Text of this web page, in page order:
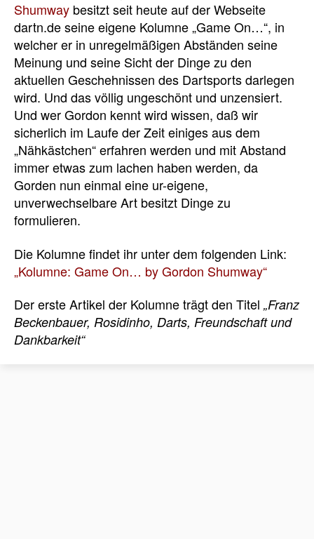
Shumway besitzt seit heute auf der Webseite
dartn.de seine eigene Kolumne „Game On…“, in
welcher er in unregelmäßigen Abständen seine
Meinung und seine Sicht der Dinge zu den
aktuellen Geschehnissen des Dartsports darlegen
wird. Und das völlig ungeschönt und unzensiert.
Und wer Gordon kennt wird wissen, daß wir
sicherlich im Laufe der Zeit einiges aus dem
„Nähkästchen“ erfahren werden und mit Abstand
immer etwas zum lachen haben werden, da
Gorden nun einmal eine ur-eigene,
unverwechselbare Art besitzt Dinge zu
formulieren.
Die Kolumne findet ihr unter dem folgenden Link:
„Kolumne: Game On… by Gordon Shumway“
Der erste Artikel der Kolumne trägt den Titel „Franz
Beckenbauer, Rosidinho, Darts, Freundschaft und
Dankbarkeit“